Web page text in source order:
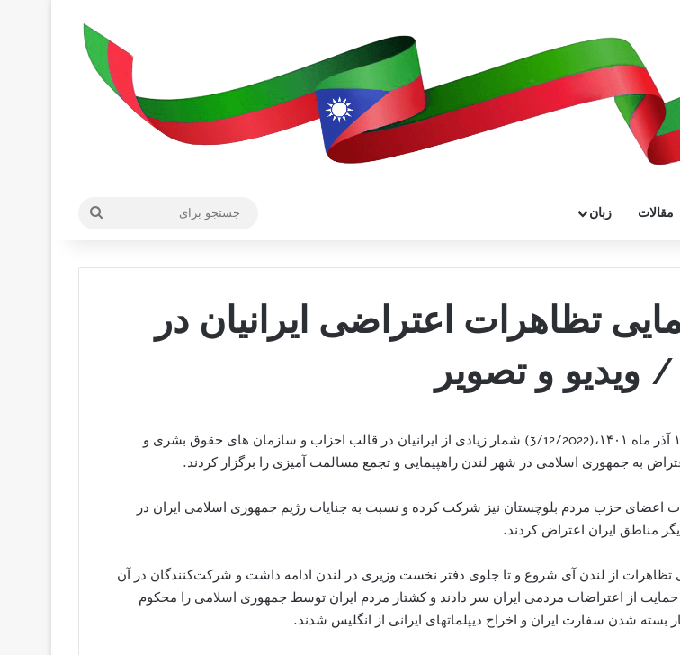
مقالات زبان
تظاهرات اعتراضی ایرانیان در
ویدیو و تصویر
امروز شنبه ۱۲ آذر ماه ١۴٠١،(3/12/2022) شمار زیادی از ایرانیان در قالب احزاب و سازمان های حقوق بشری و
به جمهوری اسلامی در شهر لندن راهپیمایی و تجمع مسالمت آمیزی را برگزار کردند.
اعضای حزب مردم بلوچستان نیز شرکت کرده و نسبت به جنایات رژیم جمهوری اسلامی ایران در
مناطق ایران اعتراض کردند.
تظاهرات از لندن آی شروع و تا جلوی دفتر نخست وزیری در لندن ادامه داشت و شرکت‌کنندگان در آن
از اعتراضات مردمی ایران سر دادند و کشتار مردم ایران توسط جمهوری اسلامی را محکوم
بسته شدن سفارت ایران و اخراج دیپلماتهای ایرانی از انگلیس شدند.